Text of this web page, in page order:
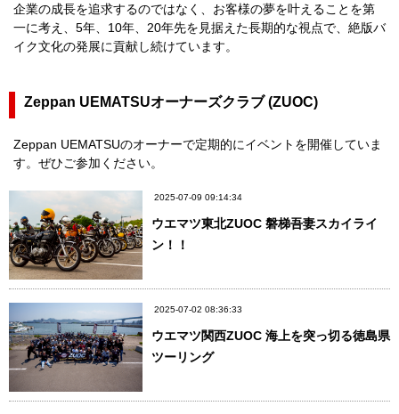
企業の成長を追求するのではなく、お客様の夢を叶えることを第
一に考え、5年、10年、20年先を見据えた長期的な視点で、絶版バ
イク文化の発展に貢献し続けています。
Zeppan UEMATSUオーナーズクラブ (ZUOC)
Zeppan UEMATSUのオーナーで定期的にイベントを開催していま
す。ぜひご参加ください。
2025-07-09 09:14:34
ウエマツ東北ZUOC 磐梯吾妻スカイライ
ン！！
2025-07-02 08:36:33
ウエマツ関西ZUOC 海上を突っ切る徳島県
ツーリング